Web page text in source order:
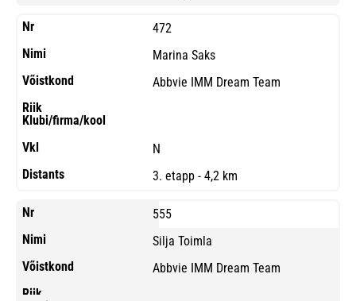
472
Marina Saks
Abbvie IMM Dream Team
N
3. etapp - 4,2 km
555
Silja Toimla
Abbvie IMM Dream Team